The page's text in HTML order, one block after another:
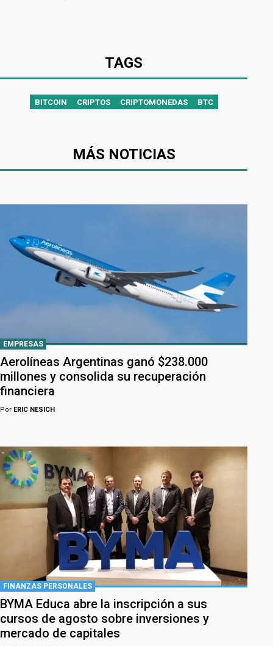
TAGS
BITCOIN CRIPTOS CRIPTOMONEDAS BTC
MÁS NOTICIAS
EMPRESAS
Aerolíneas Argentinas ganó $238.000
millones y consolida su recuperación
financiera
Por ERIC NESICH
FINANZAS PERSONALES
BYMA Educa abre la inscripción a sus
cursos de agosto sobre inversiones y
mercado de capitales